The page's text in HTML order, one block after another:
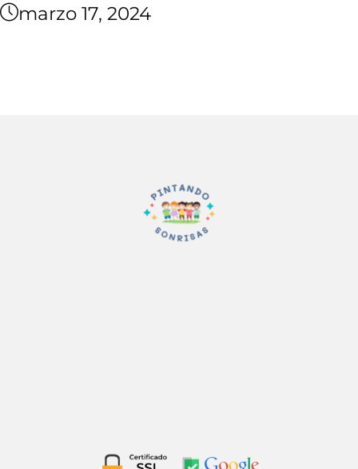
marzo 17, 2024